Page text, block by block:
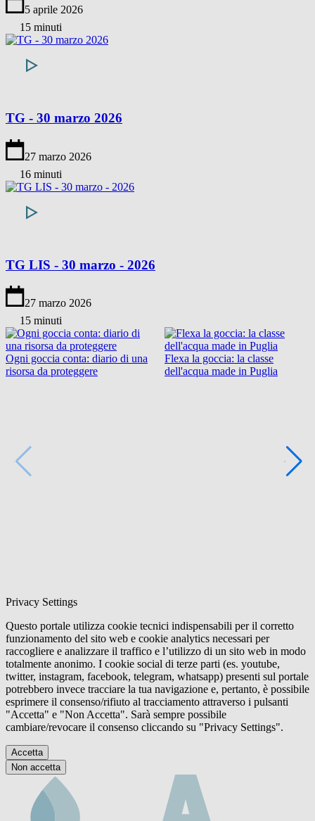
5 aprile 2026
15 minuti
TG - 30 marzo 2026
27 marzo 2026
16 minuti
TG LIS - 30 marzo - 2026
27 marzo 2026
15 minuti
Ogni goccia conta: diario di una
risorsa da proteggere
Flexa la goccia: la classe
dell'acqua made in Puglia
Privacy Settings
Questo portale utilizza cookie tecnici indispensabili per il corretto
funzionamento del sito web e cookie analytics necessari per
raccogliere e analizzare il traffico e l’utilizzo di un sito web in modo
totalmente anonimo. I cookie social di terze parti (es. youtube,
twitter, instagram, facebook, telegram, whatsapp) presenti sul portale
potrebbero invece tracciare la tua navigazione e, pertanto, è possibile
esprimere il consenso/rifiuto al tracciamento attraverso i pulsanti
"Accetta" e "Non Accetta". Sarà sempre possibile
cambiare/revocare il consenso cliccando su "Privacy Settings".
Accetta
Non accetta